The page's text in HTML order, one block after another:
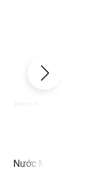
Nước Mắm Đặc